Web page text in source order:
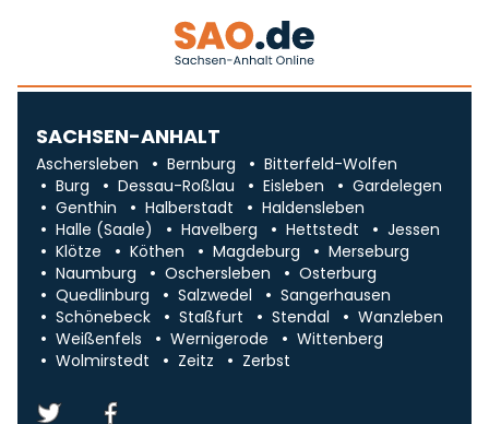
SACHSEN-ANHALT
Aschersleben Bernburg
Bitterfeld-Wolfen
Burg
Dessau-Roßlau Eisleben
Gardelegen
Genthin
Halberstadt
Haldensleben
Halle (Saale)
Havelberg Hettstedt
Jessen
Klötze
Köthen Magdeburg
Merseburg
Naumburg
Oschersleben
Osterburg
Quedlinburg
Salzwedel
Sangerhausen
Schönebeck
Staßfurt Stendal
Wanzleben
Weißenfels
Wernigerode
Wittenberg
Wolmirstedt
Zeitz Zerbst